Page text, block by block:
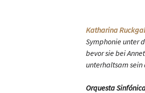
Katharina
Symphonie unter
bevor sie bei
unterhaltsam
Orquesta